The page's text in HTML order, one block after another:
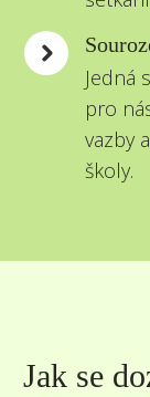
Jedná
pro
vazby
školy.
Jak se